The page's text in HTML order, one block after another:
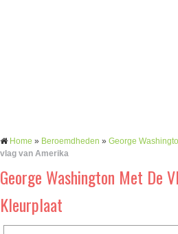
Home » Beroemdheden » George
vlag van Amerika
George Washington Met De
Kleurplaat